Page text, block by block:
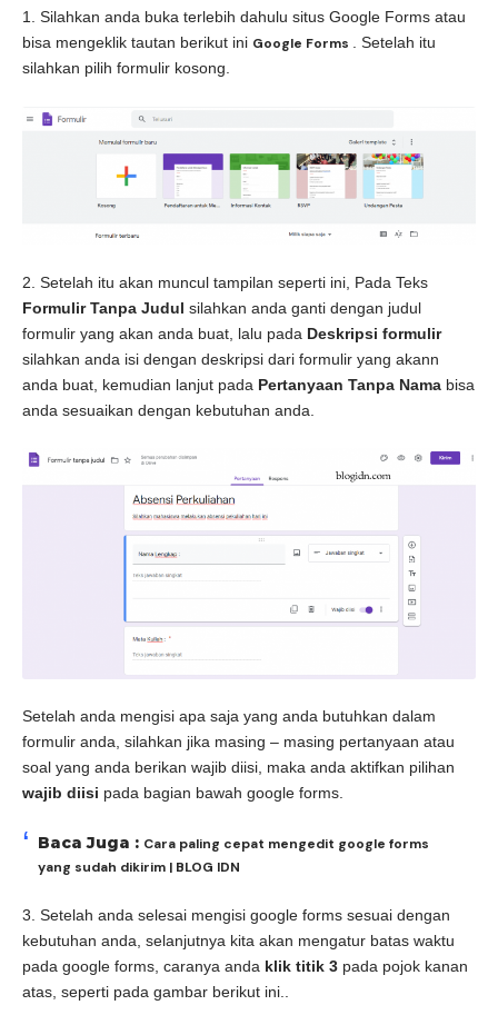
1. Silahkan anda buka terlebih dahulu situs Google Forms atau
bisa mengeklik tautan berikut ini Google Forms
. Setelah itu
silahkan pilih formulir kosong.
2. Setelah itu akan muncul tampilan seperti ini, Pada Teks
Formulir Tanpa Judul silahkan anda ganti dengan judul
formulir yang akan anda buat, lalu pada Deskripsi formulir
silahkan anda isi dengan deskripsi dari formulir yang akann
anda buat, kemudian lanjut pada Pertanyaan Tanpa Nama bisa
anda sesuaikan dengan kebutuhan anda.
Setelah anda mengisi apa saja yang anda butuhkan dalam
formulir anda, silahkan jika masing – masing pertanyaan atau
soal yang anda berikan wajib diisi, maka anda aktifkan pilihan
wajib diisi pada bagian bawah google forms.
Baca Juga : Cara paling cepat mengedit google forms
yang sudah dikirim | BLOG IDN
3. Setelah anda selesai mengisi google forms sesuai dengan
kebutuhan anda, selanjutnya kita akan mengatur batas waktu
pada google forms, caranya anda klik titik 3 pada pojok kanan
atas, seperti pada gambar berikut ini..